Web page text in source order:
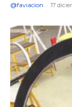
@faviacion - 17